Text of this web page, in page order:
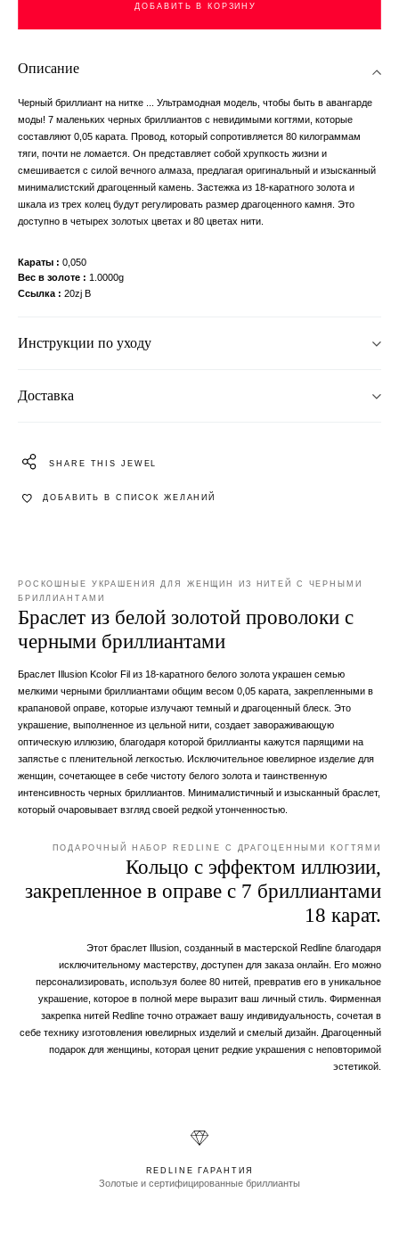
ДОБАВИТЬ В КОРЗИНУ
Описание
Черный бриллиант на нитке ... Ультрамодная модель, чтобы быть в авангарде
моды! 7 маленьких черных бриллиантов с невидимыми когтями, которые
составляют 0,05 карата. Провод, который сопротивляется 80 килограммам
тяги, почти не ломается. Он представляет собой хрупкость жизни и
смешивается с силой вечного алмаза, предлагая оригинальный и изысканный
минималистский драгоценный камень. Застежка из 18-каратного золота и
шкала из трех колец будут регулировать размер драгоценного камня. Это
доступно в четырех золотых цветах и 80 цветах нити.
Караты
0,050
Вес в золоте
1.0000g
Ссылка
20zj B
Инструкции по уходу
Доставка
SHARE THIS JEWEL
ДОБАВИТЬ В СПИСОК ЖЕЛАНИЙ
РОСКОШНЫЕ УКРАШЕНИЯ ДЛЯ ЖЕНЩИН ИЗ НИТЕЙ С ЧЕРНЫМИ
БРИЛЛИАНТАМИ
Браслет из белой золотой проволоки с
черными бриллиантами
Браслет Illusion Kcolor Fil из 18-каратного белого золота украшен семью
мелкими черными бриллиантами общим весом 0,05 карата, закрепленными в
крапановой оправе, которые излучают темный и драгоценный блеск. Это
украшение, выполненное из цельной нити, создает завораживающую
оптическую иллюзию, благодаря которой бриллианты кажутся парящими на
запястье с пленительной легкостью. Исключительное ювелирное изделие для
женщин, сочетающее в себе чистоту белого золота и таинственную
интенсивность черных бриллиантов. Минималистичный и изысканный браслет,
который очаровывает взгляд своей редкой утонченностью.
ПОДАРОЧНЫЙ НАБОР REDLINE С ДРАГОЦЕННЫМИ КОГТЯМИ
Кольцо с эффектом иллюзии,
закрепленное в оправе с 7 бриллиантами
18 карат.
Этот браслет Illusion, созданный в мастерской Redline благодаря
исключительному мастерству, доступен для заказа онлайн. Его можно
персонализировать, используя более 80 нитей, превратив его в уникальное
украшение, которое в полной мере выразит ваш личный стиль. Фирменная
закрепка нитей Redline точно отражает вашу индивидуальность, сочетая в
себе технику изготовления ювелирных изделий и смелый дизайн. Драгоценный
подарок для женщины, которая ценит редкие украшения с неповторимой
эстетикой.
REDLINE ГАРАНТИЯ
Золотые и сертифицированные бриллианты